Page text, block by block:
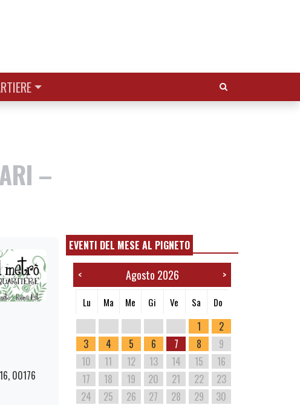
Cerca:
–
00176
EVENTI DEL MESE AL PIGNETO
< Agosto 2026 >
Lu Ma Me Gi Ve Sa Do
1
2
3
4 5 6 7 8
9
10
11 12 13 14 15
16
17
18 19 20 21 22
23
24
25 26 27 28 29
30